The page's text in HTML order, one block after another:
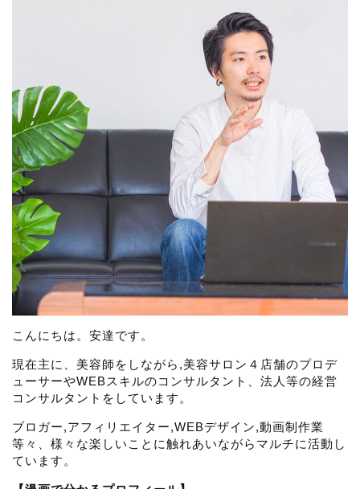
こんにちは。安達です。
現在主に、美容師をしながら,美容サロン４店舗のプロデ
ューサーやWEBスキルのコンサルタント、法人等の経営
コンサルタントをしています。
ブロガー,アフィリエイター,WEBデザイン,動画制作業
等々、様々な楽しいことに触れあいながらマルチに活動し
ています。